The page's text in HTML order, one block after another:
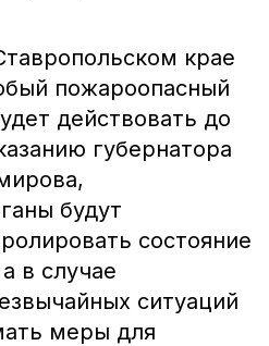
крае
пожароопасный
действовать до
губернатора
будут
состояние
в случае
ситуаций
меры для